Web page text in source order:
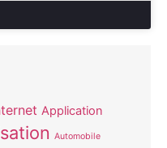
Application
Automobile